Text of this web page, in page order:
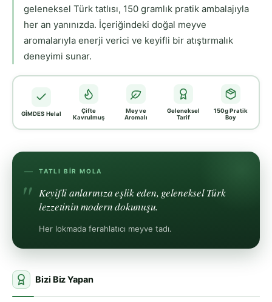
geleneksel Türk tatlısı, 150 gramlık pratik ambalajıyla
her an yanınızda. İçeriğindeki doğal meyve
aromalarıyla enerji verici ve keyifli bir atıştırmalık
deneyimi sunar.
GİMDES Helal
Çifte
Kavrulmuş
Meyve
Aromalı
Geleneksel
Tarif
150g Pratik
Boy
TATLI BIR MOLA
Keyifli anlarınıza eşlik eden, geleneksel Türk
lezzetinin modern dokunuşu.
Her lokmada ferahlatıcı meyve tadı.
Bizi Biz Yapan